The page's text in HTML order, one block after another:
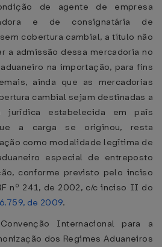
de agente de empresa
e de consignatária de
cobertura cambial, a título não
a admissão dessa mercadoria no
na importação, para fins
ainda que as mercadorias
cambial sejam destinadas a
jurídica estabelecida em país
a carga se originou, resta
como modalidade legítima de
especial de entreposto
conforme previsto pelo inciso
nº 241, de 2002, c/c inciso II do
de 2009.
Internacional para a
dos Regimes Aduaneiros